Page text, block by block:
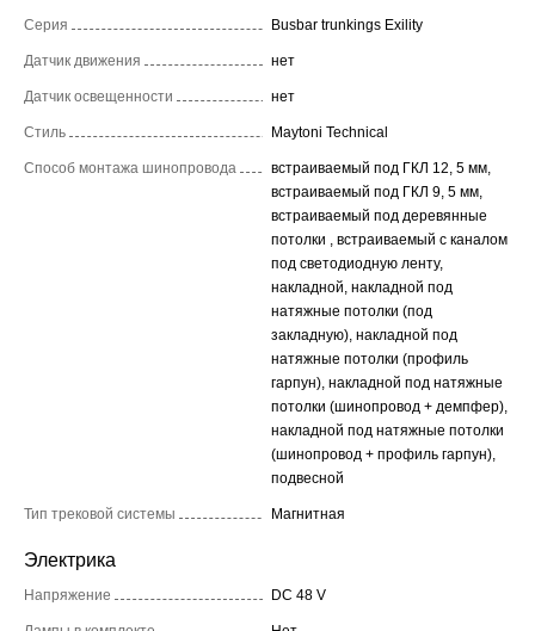
Серия Busbar trunkings Exility
Датчик движения нет
Датчик освещенности нет
Стиль Maytoni Technical
Способ монтажа шинопровода
встраиваемый под ГКЛ 12, 5 мм,
встраиваемый под ГКЛ 9, 5 мм,
встраиваемый под деревянные
потолки , встраиваемый с каналом
под светодиодную ленту,
накладной, накладной под
натяжные потолки (под
закладную), накладной под
натяжные потолки (профиль
гарпун), накладной под натяжные
потолки (шинопровод + демпфер),
накладной под натяжные потолки
(шинопровод + профиль гарпун),
подвесной
Тип трековой системы Магнитная
Электрика
Напряжение DC 48 V